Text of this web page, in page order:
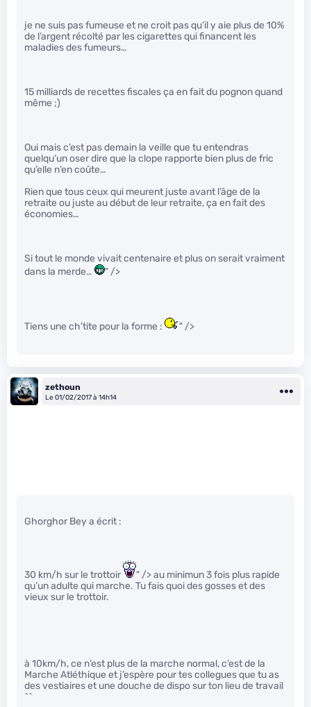
je ne suis pas fumeuse et ne croit pas qu’il y aie plus de 10%
de l’argent récolté par les cigarettes qui financent les
maladies des fumeurs…
15 milliards de recettes fiscales ça en fait du pognon quand
même ;)
Oui mais c’est pas demain la veille que tu entendras
quelqu’un oser dire que la clope rapporte bien plus de fric
qu’elle n’en coûte…
Rien que tous ceux qui meurent juste avant l’âge de la
retraite ou juste au début de leur retraite, ça en fait des
économies…
Si tout le monde vivait centenaire et plus on serait vraiment
dans la merde…
" />
Tiens une ch’tite pour la forme : " />
zethoun
Le 01/02/2017 à 14h14
Ghorghor Bey a écrit :
30 km/h sur le trottoir
" /> au minimun 3 fois plus rapide
qu’un adulte qui marche. Tu fais quoi des gosses et des
vieux sur le trottoir.
à 10km/h, ce n’est plus de la marche normal, c’est de la
Marche Atléthique et j’espère pour tes collegues que tu as
des vestiaires et une douche de dispo sur ton lieu de travail
^^